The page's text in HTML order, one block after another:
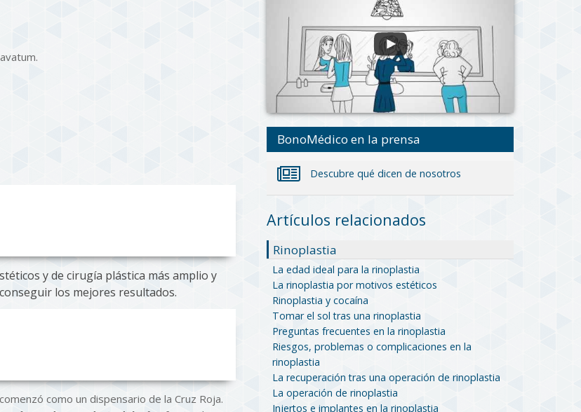
y de cirugía plástica más amplio y
los mejores resultados.
como un dispensario de la Cruz Roja.
BonoMédico en la prensa
Descubre qué dicen de nosotros
Artículos relacionados
Rinoplastia
La edad ideal para la rinoplastia
La rinoplastia por motivos estéticos
Rinoplastia y cocaína
Tomar el sol tras una rinoplastia
Preguntas frecuentes en la rinoplastia
Riesgos, problemas o complicaciones en la
rinoplastia
La recuperación tras una operación de rinoplastia
La operación de rinoplastia
Injertos e implantes en la rinoplastia